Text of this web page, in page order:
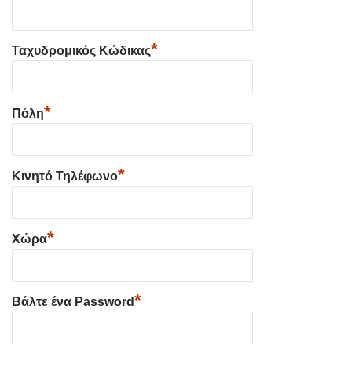
Ταχυδρομικός Κώδικας*
Πόλη*
Κινητό Τηλέφωνο*
Χώρα*
Βάλτε ένα Password*